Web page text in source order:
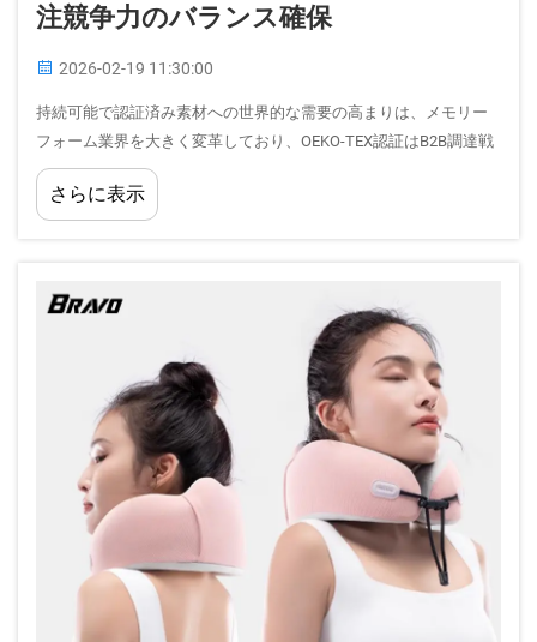
注競争力のバランス確保
2026-02-19 11:30:00
持続可能で認証済み素材への世界的な需要の高まりは、メモリー
フォーム業界を大きく変革しており、OEKO-TEX認証はB2B調達戦
略において極めて重要な差別化要素として浮上しています。製造
業者およびサプライヤーは、ますます厳しくなる…
さらに表示